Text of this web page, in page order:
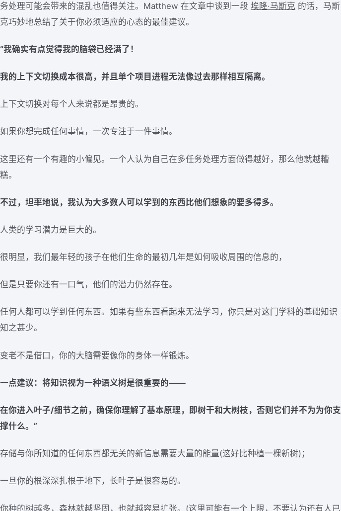
务处理可能会带来的混乱也值得关注。Matthew 在文章中谈到一段 埃隆·马斯克 的话，马斯
克巧妙地总结了关于你必须适应的心态的最佳建议。
“我确实有点觉得我的脑袋已经满了！
我的上下文切换成本很高，并且单个项目进程无法像过去那样相互隔离。
上下文切换对每个人来说都是昂贵的。
如果你想完成任何事情，一次专注于一件事情。
这里还有一个有趣的小偏见。一个人认为自己在多任务处理方面做得越好，那么他就越糟
糕。
不过，坦率地说，我认为大多数人可以学到的东西比他们想象的要多得多。
人类的学习潜力是巨大的。
很明显，我们最年轻的孩子在他们生命的最初几年是如何吸收周围的信息的，
但是只要你还有一口气，他们的潜力仍然存在。
任何人都可以学到任何东西。如果有些东西看起来无法学习，你只是对这门学科的基础知识
知之甚少。
变老不是借口，你的大脑需要像你的身体一样锻炼。
一点建议：将知识视为一种语义树是很重要的——
在你进入叶子/细节之前，确保你理解了基本原理，即树干和大树枝，否则它们并不为为你支
撑什么。”
存储与你所知道的任何东西都无关的新信息需要大量的能量(这好比种植一棵新树)；
一旦你的根深深扎根于地下，长叶子是很容易的。
你种的树越多，森林就越坚固，也就越容易扩张。(这里可能有一个上限，不要认为还有人已